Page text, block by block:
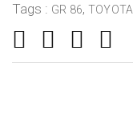
Tags : GR 86,TOYOTA